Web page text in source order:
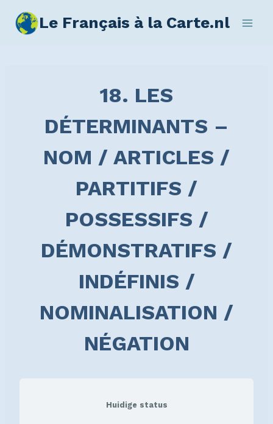
Le Français à la Carte.nl
18. LES
DÉTERMINANTS –
NOM / ARTICLES /
PARTITIFS /
POSSESSIFS /
DÉMONSTRATIFS /
INDÉFINIS /
NOMINALISATION /
NÉGATION
Huidige status